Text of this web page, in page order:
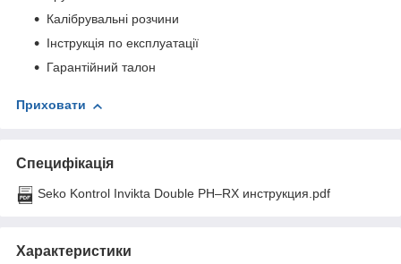
Калібрувальні розчини
Інструкція по експлуатації
Гарантійний талон
Приховати
Специфікація
Seko Kontrol Invikta Double PH–RX инструкция.pdf
Характеристики